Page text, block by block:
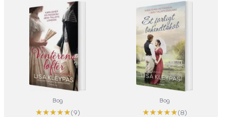
Bog
★★★★★(9)
Bog
★★★★★(8)